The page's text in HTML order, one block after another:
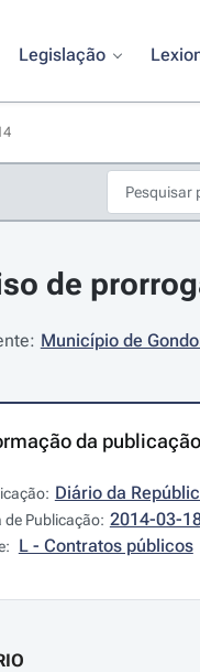
Legislação
de
Município de
da publicação
Diário da
de Publicação: 2014-03-
L - Contratos públicos